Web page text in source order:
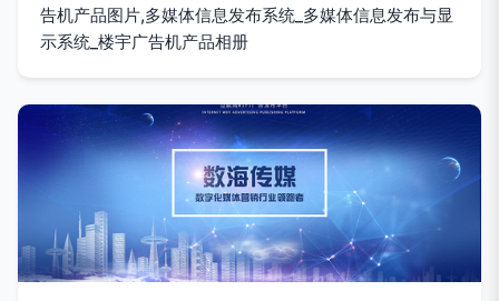
告机产品图片,多媒体信息发布系统_多媒体信息发布与显
示系统_楼宇广告机产品相册